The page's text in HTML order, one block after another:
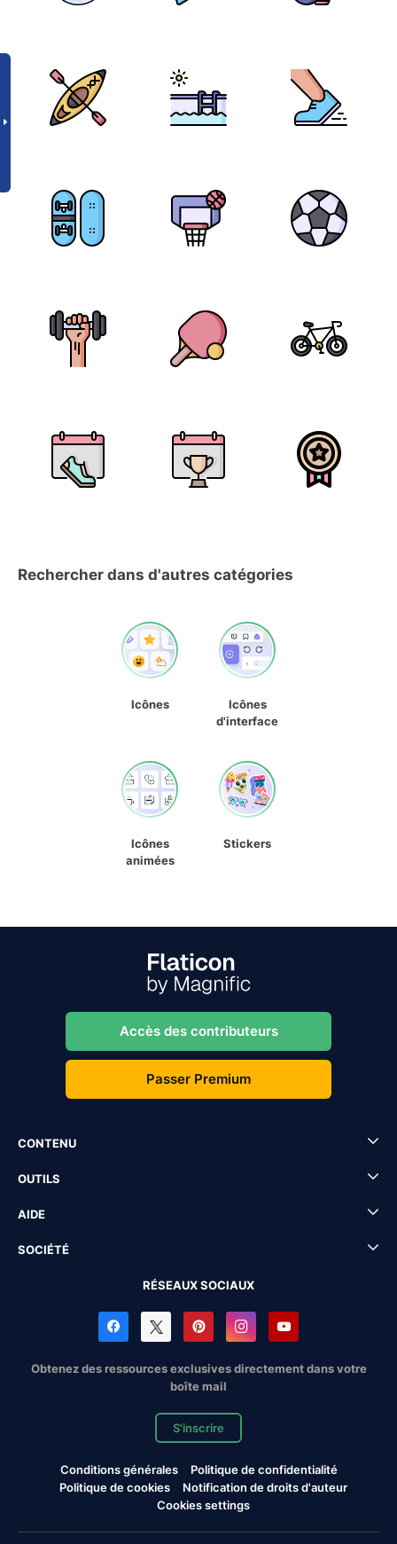
Rechercher dans d'autres catégories
Icônes
Icônes
d'interface
Icônes
animées
Stickers
Accès des contributeurs
Passer Premium
CONTENU
OUTILS
AIDE
SOCIÉTÉ
RÉSEAUX SOCIAUX
Obtenez des ressources exclusives directement dans votre
boîte mail
S'inscrire
Conditions générales
Politique de confidentialité
Politique de cookies
Notification de droits d'auteur
Cookies settings